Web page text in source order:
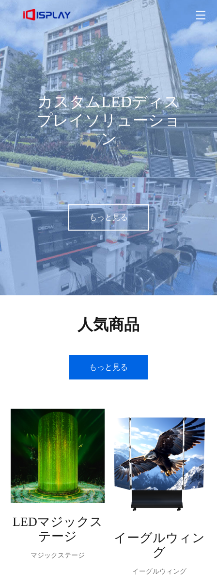
カスタムLEDディス
プレイソリューショ
ン
もっと見る
カスタムLEDディスプレイソリューション
もっと見る
人気商品
もっと見る
LEDマジックス
テージ
マジックステージ
イーグルウィン
グ
イーグルウィング